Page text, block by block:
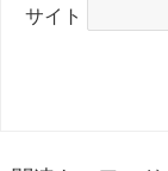
サイト